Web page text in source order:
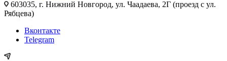
603035, г. Нижний Новгород, ул. Чаадаева, 2Г (проезд с ул.
Рябцева)
Вконтакте
Telegram